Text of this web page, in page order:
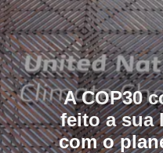
A COP30
feito a sua
com o